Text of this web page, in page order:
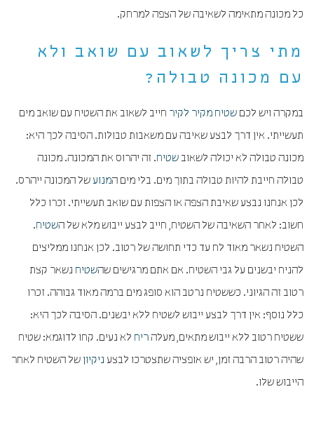
כל מכונה מתאימה לשאיבה של הצפה למרחק.
מתי צריך לשאוב עם שואב ולא
עם מכונה טבולה?
במקרה ויש לכם שטיח מקיר לקיר חייב לשאוב את השטיח עם שואב מים
תעשייתי. אין דרך לבצע שאיבה עם משאבות טבולות. הסיבה לכך היא:
מכונה טבולה לא יכולה לשאוב שטיח. זה יהרוס את המכונה. מכונה
טבולה חייבת להיות טבולה בתוך מים. בלי מים המנוע של המכונה ייהרס.
לכן אנחנו נבצע שאיבת הצפה או הצפות עם שואב תעשייתי. זכרו כלל
חשוב: לאחר השאיבה של השטיח, חייב לבצע ייבוש מלא של השטיח.
השטיח נשאר מאוד לח עד כדי תחושה של רטוב. לכן אנחנו ממליצים
להניח יבשנים על גבי השטיח. אם אתם מרגישים שהשטיח נשאר קצת
רטוב זה הגיוני. כששטיח נרטב הוא סופג מים ברמה מאוד גבוהה. זכרו
כלל נוסף: אין דרך לבצע ייבוש לשטיח ללא יבשנים. הסיבה לכך היא:
ששטיח רטוב ללא ייבוש מתאים, מעלהריח לא נעים. קחו לדוגמא: שטיח
שהיה רטוב הרבה זמן, יש אופציה שתצטרכו לבצע ניקיון של השטיח לאחר
הייבוש שלו.